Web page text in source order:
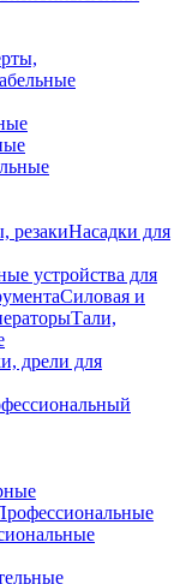
резакиНасадки для
устройства для
Силовая и
Тали,
дрели для